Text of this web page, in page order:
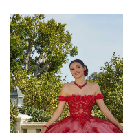
EXCLUSIVO_ONLINE
COLOR